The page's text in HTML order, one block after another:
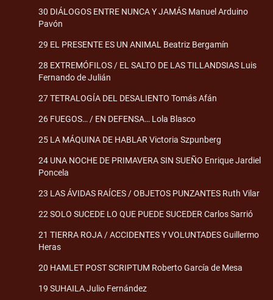
30 DIÁLOGOS ENTRE NUNCA Y JAMÁS Manuel Arduino
Pavón
29 EL PRESENTE ES UN ANIMAL Beatriz Bergamín
28 EXTREMÓFILOS / EL SALTO DE LAS TILLANDSIAS Luis
Fernando de Julián
27 TETRALOGÍA DEL DESALIENTO Tomás Afán
26 FUEGOS… / EN DEFENSA… Lola Blasco
25 LA MÁQUINA DE HABLAR Victoria Szpunberg
24 UNA NOCHE DE PRIMAVERA SIN SUEÑO Enrique Jardiel
Poncela
23 LAS ÁVIDAS RAÍCES / OBJETOS PUNZANTES Ruth Vilar
22 SOLO SUCEDE LO QUE PUEDE SUCEDER Carlos Sarrió
21 TIERRA ROJA / ACCIDENTES Y VOLUNTADES Guillermo
Heras
20 HAMLET POST SCRIPTUM Roberto García de Mesa
19 SUHAILA Julio Fernández